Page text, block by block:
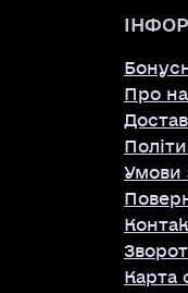
Про
Умови
Карта